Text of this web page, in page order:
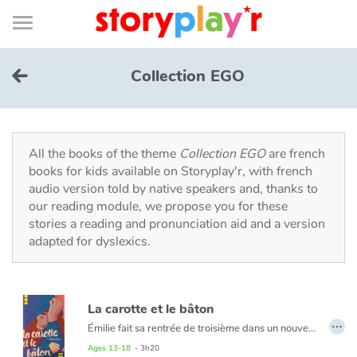
Connexion
Bibliothèque
de
page
Menu
Log in
Try for free
Library
Awards
Tales and classics in french
Collection EGO
All the books of the theme Collection EGOare french
books for kids available on Storyplay'r, with french
audio version told by native speakers and, thanks to
our reading module, we propose you for these
stories a reading and pronunciation aid and a version
adapted for dyslexics.
La carotte et le bâton
Émilie fait sa rentrée de troisième dans un nouveau collège, dans la même classe que son amie Cloé.
Ages 13-18 - 3h20
…